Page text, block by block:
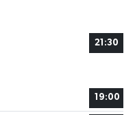
21:30
19:00